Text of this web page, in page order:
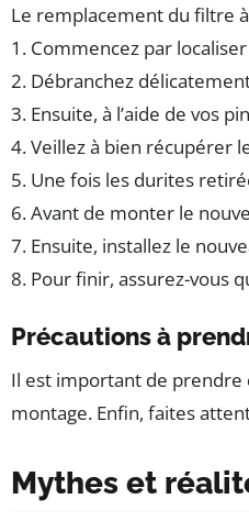
Le remplacement du filtre
1. Commencez par
2. Débranchez
3. Ensuite, à l’aide de vos
4. Veillez à bien récupérer
5. Une fois les durites
6. Avant de monter le
7. Ensuite, installez le
8. Pour finir, assurez-vous
Précautions à
Il est important de prendre
montage. Enfin, faites
Mythes et